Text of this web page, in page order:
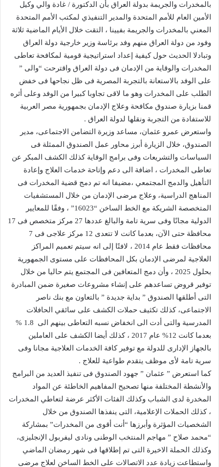
بالمخدرات والجريمة بدولة العراق بأن الدكتورة / غادة والي وكيل
الأمين العام للأمم المتحدة والمدير التنفيذي لمكتب الأمم المتحدة
المعني بالمخدرات والجريمة بفيينا ، التقت خلال الأيام الماضية ثلاثة
وفود من دولة العراق منهم وفد برئاسة وزير خارجية دولة العراق
وتبادلا الحديث حول كيفية إعداد استراتيجية قومية لمكافحة تعاطى
المخدرات والوقاية من الإدمان فى دولة العراق واقترحت “والى ”
على الوفد بالاستعانة بالتجربة المصرية فى ظل نجاحها فى خفض
الطلب على المخدرات وهو ما لاقى تجاوبا كبيرا من الوفد وعلى أثره
قمنا بزيارة صندوق مكافحة وعلاج الإدمان بجمهورية مصر العربية
للاستفادة من التجربة ونقلها لدولة العراق .
واستعرض عمرو عثمان، مساعد وزيرة التضامن الاجتماعى، مدير
الصندوق، خلال الزيارة أبرز محاور عمل الصندوق الممثلة فى
السياسات والتشريعات وفى برامج الوقاية كذلك الكشف المبكر عن
تعاطى المخدرات ، اضافة الى دعم وإتاحة خدمات العلاج وإعادة
التأهيل والدمج المجتمعي ،مضيفا انه تم دمج قضية المخدرات فى
المناهج الدراسية، وعلاج مرضى الإدمان من خلال المستشفيات
المتخصصة الشريكة مع الخط الساخن “16023” ، وفقًا للمعايير
الدولية مجانًا وفى سرية تامة والبالغ عددها 27 مركز متخصص فى 17
محافظة حتى الآن، بعدما كانت لا تتعدى 12 مركز علاجى فى 7
محافظات فقط عام 2014 ، لافتًا إلى انه سيتم تعميم المراكز
العلاجية لمرضى الإدمان بكل المحافظات على مستوى الجمهورية
بحلول 2025 ، وأن دمج المتعافين فى المجتمع يتم حاليا من خلال
توفير قروض تساعدهم على إنشاء مشروعات صغيرة ضمن المبادرة
التى أطلقها الصندوق ” بداية جديدة ” بالتعاون مع بنك ناصر
الاجتماعى، كذلك تكثيف حملات الكشف على سائقي الحافلات
المدرسية والتى أدت الى انخفاض نسبه التعاطى بينهم الى ‪1.8 ‬ %
بعدما كانت 12% عام 2017 ، كذلك أيضا الكشف على العاملين
بالجهاز الإدارى للدولة مع توفير كافة الخدمات العلاجية مجانا وفى
سرية تامة لأى موظف يتقدم طواعية للعلاج .
كما استعرض ” عثمان‪” ‬ جهود الصندوق فى تنفيذ العديد من البرامج
والأنشطة المختلفة منها تصحيح المفاهيم الخاطئة عن المواد
المخدرة لدى الشباب وكذلك الفئات الأكثر عرضة لتعاطي المخدرات
، كذلك الحملات الإعلامية، التى ينفذها الصندوق من خلال
الشخصيات المؤثرة وأبرزها “أنت أقوى من المخدرات” بمشاركة
“محمد صلاح ” مهاجم المنتخب الوطنى ونادى ليفربول الإنجليزى،
وكذلك الحملة الاخيرة التى تم إطلاقها فى شهر رمضان الماضي
واستطاعت زيادة عدد الاتصالات على الخط الساخن لعلاج مرضى